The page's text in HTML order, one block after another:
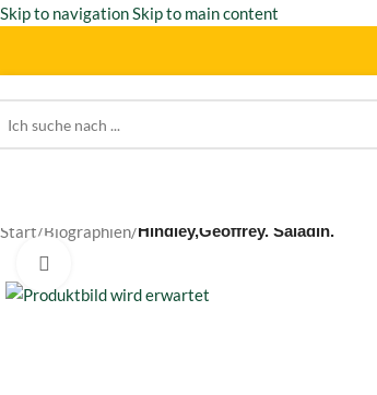
Skip to navigationSkip to main content
Start/Biographien/Hindley,Geoffrey. Saladin.